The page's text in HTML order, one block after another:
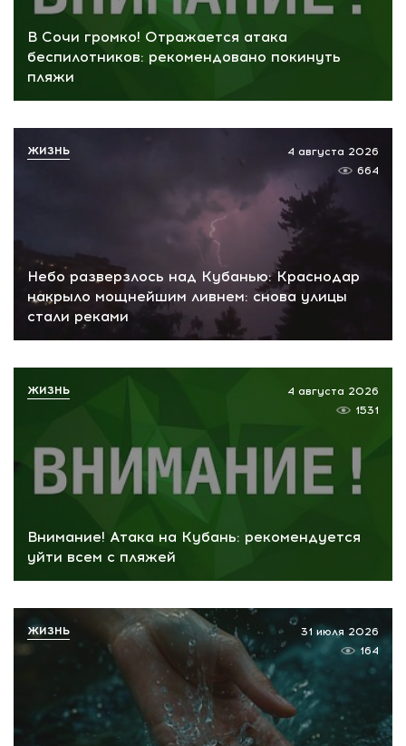
В Сочи громко! Отражается атака
беспилотников: рекомендовано покинуть
пляжи
Небо разверзлось над Кубанью: Краснодар
накрыло мощнейшим ливнем: снова улицы
стали реками
4 августа 2026
664
ЖИЗНЬ
Внимание! Атака на Кубань: рекомендуется
уйти всем с пляжей
4 августа 2026
1531
ЖИЗНЬ
31 июля 2026
164
ЖИЗНЬ